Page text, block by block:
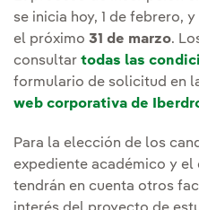
se inicia hoy, 1 de febrero,
el próximo 31 de marzo.
consultar todas las
formulario de solicitud en
web corporativa de
Para la elección de los
expediente académico y el
tendrán en cuenta otros